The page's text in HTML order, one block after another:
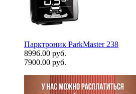
Парктроник ParkMaster 238
8996.00 руб.
7900.00 руб.